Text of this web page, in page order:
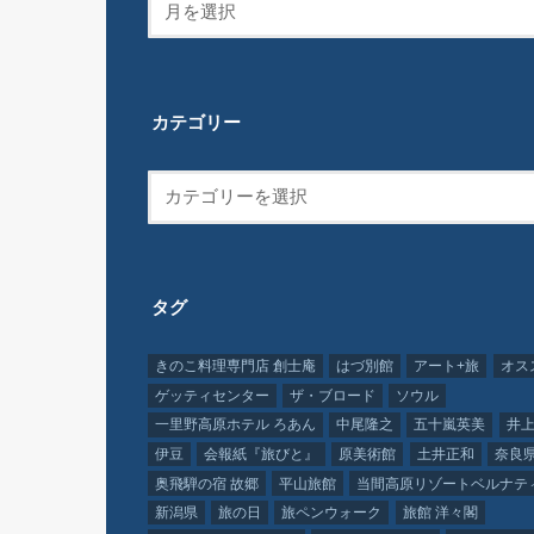
カテゴリー
タグ
きのこ料理専門店 創士庵 はづ別館 アート+旅
オス
ゲッティセンター
ザ・ブロード
ソウル
一里野高原ホテル ろあん
中尾隆之 五十嵐英美
井
伊豆
会報紙『旅びと』 原美術館 土井正和
奈良
奥飛騨の宿 故郷
平山旅館
当間高原リゾートベルナテ
新潟県
旅の日 旅ペンウォーク
旅館 洋々閣